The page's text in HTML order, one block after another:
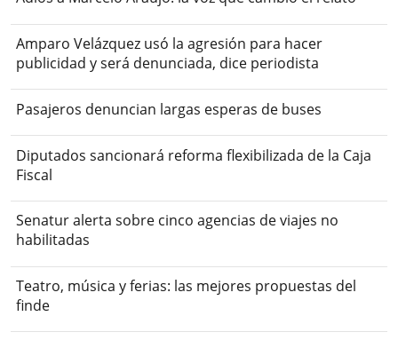
Amparo Velázquez usó la agresión para hacer
publicidad y será denunciada, dice periodista
Pasajeros denuncian largas esperas de buses
Diputados sancionará reforma flexibilizada de la Caja
Fiscal
Senatur alerta sobre cinco agencias de viajes no
habilitadas
Teatro, música y ferias: las mejores propuestas del
finde